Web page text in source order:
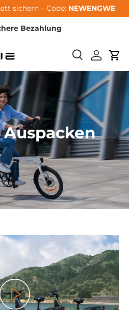
sichern – Code: NEWENGWE
Bezahlung
SearchLog in
Auspacken
Play